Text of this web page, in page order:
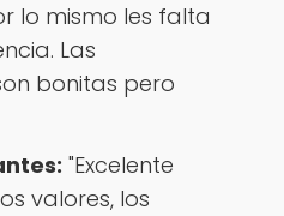
lo mismo les falta
Las
bonitas pero
"Excelente
valores, los